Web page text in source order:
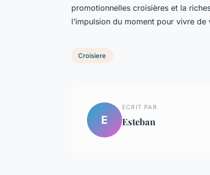
promotionnelles croisières et la
l’impulsion du moment pour vivre
Croisiere
E
ECRIT PAR
Esteban